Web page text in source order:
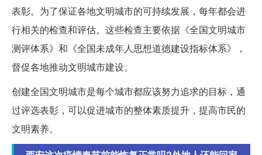
表彰。为了保证各地文明城市的可持续发展，每年都会进
行相关的检查和评估。这些检查主要依据《全国文明城市
测评体系》和《全国未成年人思想道德建设指标体系》，
督促各地推动文明城市建设。
创建全国文明城市是每个城市都应该努力追求的目标，通
过评选表彰，可以促进城市的整体素质提升，提高市民的
文明素养。